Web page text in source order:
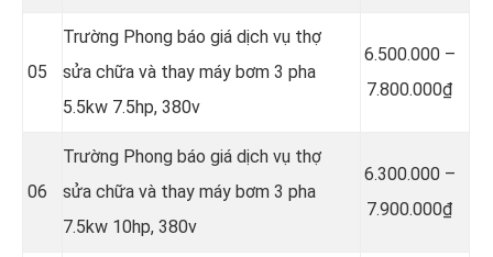
05
Trường Phong báo giá dịch vụ thợ
sửa chữa và thay máy bơm 3 pha
5.5kw 7.5hp, 380v
6.500.000 –
7.800.000₫
06
Trường Phong báo giá dịch vụ thợ
sửa chữa và thay máy bơm 3 pha
7.5kw 10hp, 380v
6.300.000 –
7.900.000₫